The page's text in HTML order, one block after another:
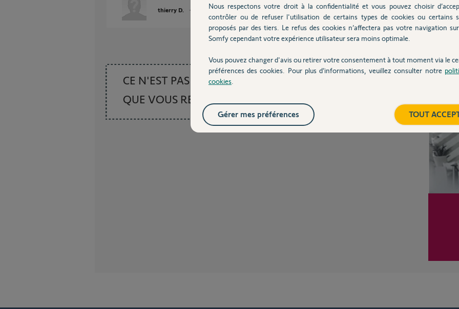
thierry D. il y a presque 6 ans
CE N'EST PAS CE
QUE VOUS RECHERCHEZ
3réponses
Nous respectons votre droit à la confidentialité et vous pouvez choisir
contrôler ou de refuser l'utilisation de certains types de cookies ou certains
proposés par des tiers. Le refus des cookies n’affectera pas votre navigation
Somfy cependant votre expérience utilisateur sera moins optimale.
Vous pouvez changer d'avis ou retirer votre consentement à tout moment via le
préférences des cookies. Pour plus d’informations, veuillez consulter notre
cookies
TOUT
Gérer mes préférences